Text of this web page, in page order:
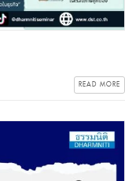
READ MORE